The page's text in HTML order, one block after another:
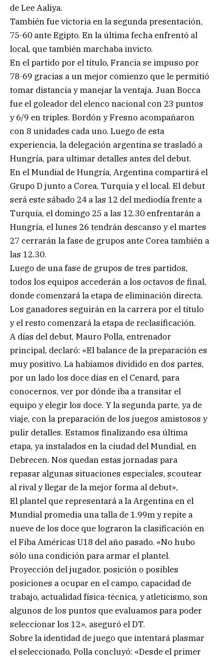
de Lee Aaliya.
También fue victoria en la segunda presentación,
75-60 ante Egipto. En la última fecha enfrentó al
local, que también marchaba invicto.
En el partido por el título, Francia se impuso por
78-69 gracias a un mejor comienzo que le permitió
tomar distancia y manejar la ventaja. Juan Bocca
fue el goleador del elenco nacional con 23 puntos
y 6/9 en triples. Bordón y Fresno acompañaron
con 8 unidades cada uno. Luego de esta
experiencia, la delegación argentina se trasladó a
Hungría, para ultimar detalles antes del debut.
En el Mundial de Hungría, Argentina compartirá el
Grupo D junto a Corea, Turquía y el local. El debut
será este sábado 24 a las 12 del mediodía frente a
Turquía, el domingo 25 a las 12.30 enfrentarán a
Hungría, el lunes 26 tendrán descanso y el martes
27 cerrarán la fase de grupos ante Corea también a
las 12.30.
Luego de una fase de grupos de tres partidos,
todos los equipos accederán a los octavos de final,
donde comenzará la etapa de eliminación directa.
Los ganadores seguirán en la carrera por el título
y el resto comenzará la etapa de reclasificación.
A días del debut, Mauro Polla, entrenador
principal, declaró: «El balance de la preparación es
muy positivo. La habíamos dividido en dos partes,
por un lado los doce días en el Cenard, para
conocernos, ver por dónde iba a transitar el
equipo y elegir los doce. Y la segunda parte, ya de
viaje, con la preparación de los juegos amistosos y
pulir detalles. Estamos finalizando esa última
etapa, ya instalados en la ciudad del Mundial, en
Debrecen. Nos quedan estas jornadas para
repasar algunas situaciones especiales, scoutear
al rival y llegar de la mejor forma al debut»,
El plantel que representará a la Argentina en el
Mundial promedia una talla de 1.99m y repite a
nueve de los doce que lograron la clasificación en
el Fiba Américas U18 del año pasado. «No hubo
sólo una condición para armar el plantel.
Proyección del jugador, posición o posibles
posiciones a ocupar en el campo, capacidad de
trabajo, actualidad física-técnica, y atleticismo, son
algunos de los puntos que evaluamos para poder
seleccionar los 12», aseguró el DT.
Sobre la identidad de juego que intentará plasmar
el seleccionado, Polla concluyó: «Desde el primer